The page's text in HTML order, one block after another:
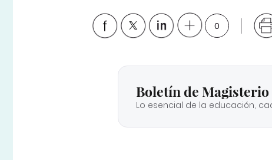
0
Boletín de Magisterio
Lo esencial de la educación,